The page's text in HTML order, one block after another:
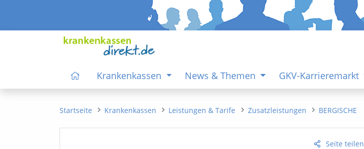
Krankenkassen News & Themen GKV-Karrieremarkt
Startseite Krankenkassen Leistungen & Tarife Zusatzleistungen BERGISCHE
Seite teilen